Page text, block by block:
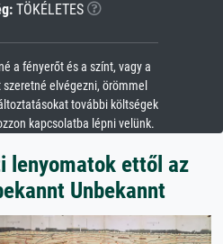
TÖKÉLETES
a fényerőt és a színt, vagy a
elvégezni, örömmel
további költségek
kapcsolatba lépni velünk.
lenyomatok ettől az
Unbekannt